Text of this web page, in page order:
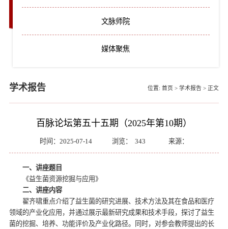
文脉师院
媒体聚焦
学术报告 位置: 首页 > 学术报告 > 正文
百脉论坛第五十五期（2025年第10期）
时间：2025-07-14 浏览： 343 来源：
一、讲座题目
《益生菌资源挖掘与应用》
二、讲座内容
翟齐啸重点介绍了益生菌的研究进展、技术方法及其在食品和医疗
领域的产业化应用，并通过展示最新研究成果和技术手段，探讨了益生
菌的挖掘、培养、功能评价及产业化路径。同时，对参会教师提出的长